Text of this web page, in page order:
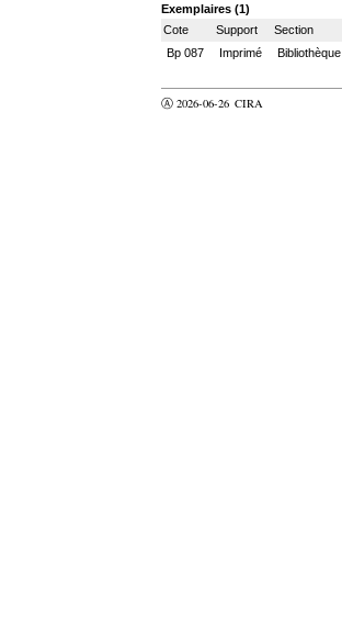
Exemplaires (1)
Cote
Support Section
Bp 087
Imprimé Bibliothèque
Ⓐ 2026-06-26 CIRA